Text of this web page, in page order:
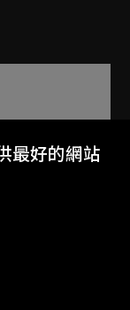
最好的網站